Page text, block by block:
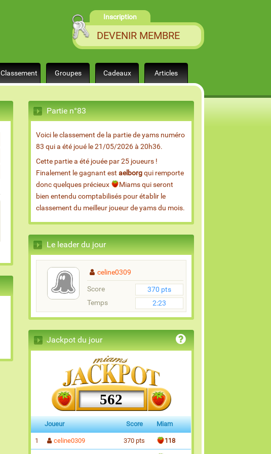
Inscription
DEVENIR MEMBRE
Classement Groupes Cadeaux Articles
Partie n°83
Voici le classement de la partie de yams numéro
83 qui a été joué le 21/05/2026 à 20h36.
Cette partie a été jouée par 25 joueurs !
Finalement le gagnant estaelborgqui remporte
donc quelques précieux
Miams qui seront
bien entendu comptabilisés pour établir le
classement du meilleur joueur de yams du mois.
Le leader du jour
celine0309
Score
370 pts
Temps
2:23
Jackpot du jour
562
Joueur Score Miam
1 celine0309 370 pts 118